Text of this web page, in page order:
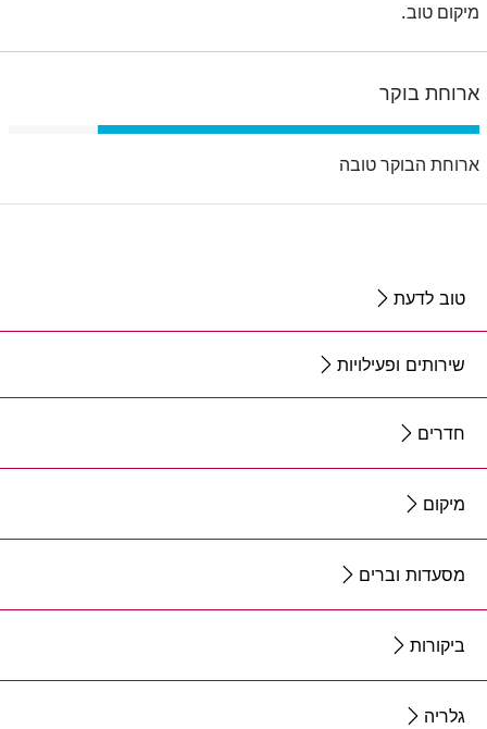
מיקום טוב.
ארוחת בוקר
ארוחת הבוקר טובה
טוב לדעת
שירותים ופעילויות
חדרים
מיקום
מסעדות וברים
ביקורות
גלריה